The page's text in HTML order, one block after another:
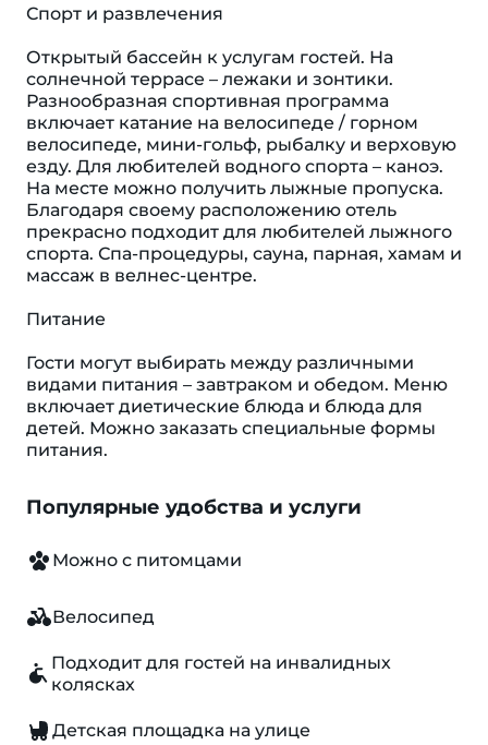
Спорт и развлечения
Открытый бассейн к услугам гостей. На
солнечной террасе – лежаки и зонтики.
Разнообразная спортивная программа
включает катание на велосипеде / горном
велосипеде, мини-гольф, рыбалку и верховую
езду. Для любителей водного спорта – каноэ.
На месте можно получить лыжные пропуска.
Благодаря своему расположению отель
прекрасно подходит для любителей лыжного
спорта. Спа-процедуры, сауна, парная, хамам и
массаж в велнес-центре.
Питание
Гости могут выбирать между различными
видами питания – завтраком и обедом. Меню
включает диетические блюда и блюда для
детей. Можно заказать специальные формы
питания.
Популярные удобства и услуги
Можно с питомцами
Велосипед
Подходит для гостей на инвалидных
колясках
Детская площадка на улице